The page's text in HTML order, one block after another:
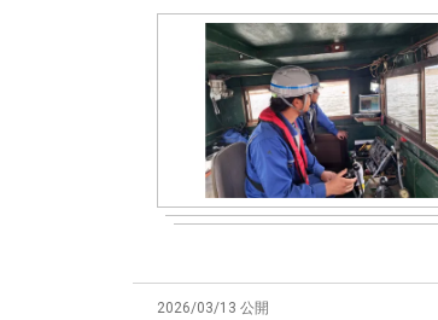
2026/03/13 公開